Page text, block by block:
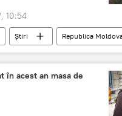
10:54
Știri
Republica
salvatori
pompieri
Paște noaptea Învierii
în acest an masa de